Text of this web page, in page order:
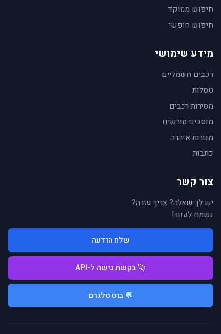
חיפוש ממוקד
חיפוש חופשי
מידע שימושי
רכבים חשמליים
טסלות
מסירות רכבים
מוסכים מורשים
מנורות אזהרה
כתבות
צור קשר
יש לך שאלה? צריך עזרה?
נשמח לעזור!
שלח הודעה
🚀 בקשת גישה ל-API
💬 בוט טלגרם